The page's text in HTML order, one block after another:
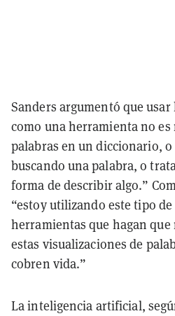
Sanders argumentó que
como una herramienta no
palabras en un diccionario, o
buscando una palabra, o
forma de describir algo.”
“estoy utilizando este tipo
herramientas que hagan
estas visualizaciones de
cobren vida.”
La inteligencia artificial,